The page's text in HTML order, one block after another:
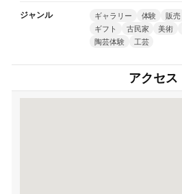
ジャンル ギャラリー 体験 販売
ギフト
古民家 美術
陶芸体験
工芸
アクセス